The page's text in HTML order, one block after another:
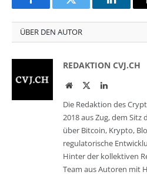
FacebookTwitter
ÜBER DEN AUTOR
REDAKTION CVJ.CH
WebsiteTwitterLinkedIn
Die Redaktion des
2018 aus Zug, dem Sitz
über Bitcoin, Krypto,
regulatorische
Hinter der kollektiven
Team aus Autoren mit